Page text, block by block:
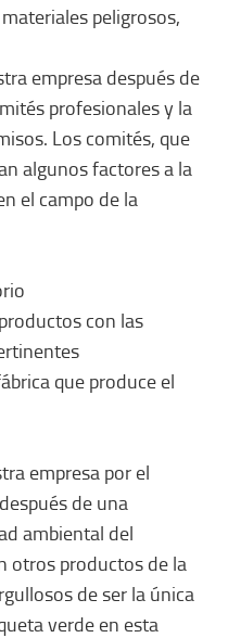
peligrosos,
empresa después de
profesionales y la
Los comités, que
algunos factores a la
el campo de la
con las
que produce el
empresa por el
de una
ambiental del
otros productos de la
de ser la única
verde en esta